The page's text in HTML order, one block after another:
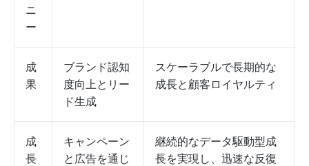
ニ
ー
成
果
ブランド認知
度向上とリー
ド生成
スケーラブルで長期的な
成長と顧客ロイヤルティ
成
長
キャンペーン
と広告を通じ
継続的なデータ駆動型成
長を実現し、迅速な反復